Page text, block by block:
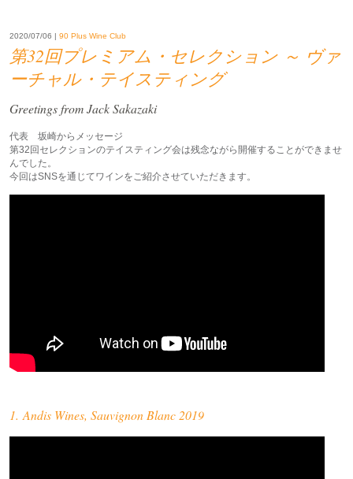
2020/07/06 | 90 Plus Wine Club
第32回プレミアム・セレクション ～ ヴァ
ーチャル・テイスティング
Greetings from Jack Sakazaki
代表 坂崎からメッセージ
第32回セレクションのテイスティング会は残念ながら開催することができませ
んでした。
今回はSNSを通じてワインをご紹介させていただきます。
1. Andis Wines, Sauvignon Blanc 2019